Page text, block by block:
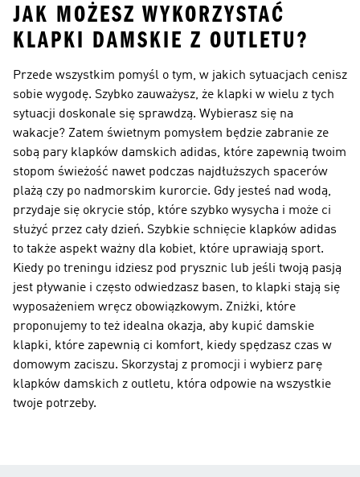
JAK MOŻESZ WYKORZYSTAĆ
KLAPKI DAMSKIE Z OUTLETU?
Przede wszystkim pomyśl o tym, w jakich sytuacjach cenisz
sobie wygodę. Szybko zauważysz, że klapki w wielu z tych
sytuacji doskonale się sprawdzą. Wybierasz się na
wakacje? Zatem świetnym pomysłem będzie zabranie ze
sobą pary klapków damskich adidas, które zapewnią twoim
stopom świeżość nawet podczas najdłuższych spacerów
plażą czy po nadmorskim kurorcie. Gdy jesteś nad wodą,
przydaje się okrycie stóp, które szybko wysycha i może ci
służyć przez cały dzień. Szybkie schnięcie klapków adidas
to także aspekt ważny dla kobiet, które uprawiają sport.
Kiedy po treningu idziesz pod prysznic lub jeśli twoją pasją
jest pływanie i często odwiedzasz basen, to klapki stają się
wyposażeniem wręcz obowiązkowym. Zniżki, które
proponujemy to też idealna okazja, aby kupić damskie
klapki, które zapewnią ci komfort, kiedy spędzasz czas w
domowym zaciszu. Skorzystaj z promocji i wybierz parę
klapków damskich z outletu, która odpowie na wszystkie
twoje potrzeby.